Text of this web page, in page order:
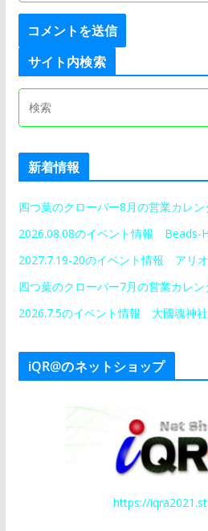
サイト内検索
新着情報
四つ葉のクローバー8月の営業カレン
2026.08.08のイベント情報 Beads-
2027.7.19-20のイベント情報 アリ
四つ葉のクローバー7月の営業カレン
2026.7.5のイベント情報 大國魂神社
iQR@のネットショップ
https://